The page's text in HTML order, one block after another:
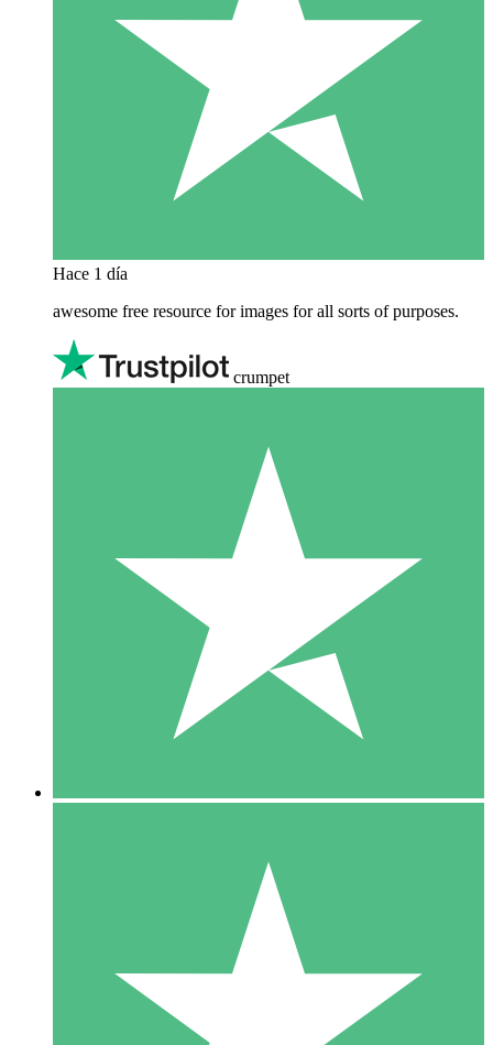
Hace 1 día
awesome free resource for images for all sorts of purposes.
crumpet